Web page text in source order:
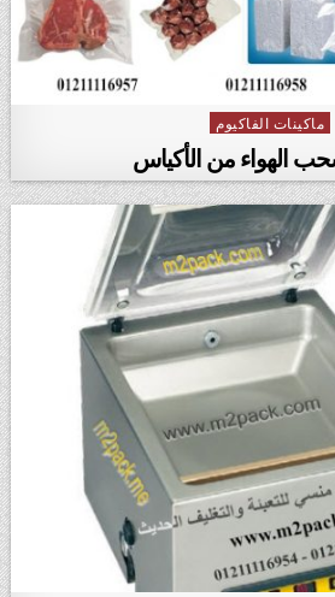
Posted in
ماكينات الفاكيوم
الهواء من الأكياس